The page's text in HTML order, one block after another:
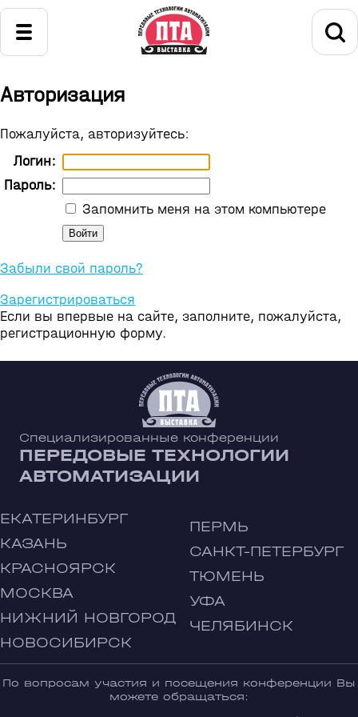
Авторизация
Пожалуйста, авторизуйтесь:
Логин:
Пароль:
Запомнить меня на этом компьютере
Забыли свой пароль?
Зарегистрироваться
Если вы впервые на сайте, заполните, пожалуйста,
регистрационную форму.
Специализированные конференции
ПЕРЕДОВЫЕ ТЕХНОЛОГИИ
АВТОМАТИЗАЦИИ
ЕКАТЕРИНБУРГ
КАЗАНЬ
КРАСНОЯРСК
МОСКВА
НИЖНИЙ НОВГОРОД
НОВОСИБИРСК
ПЕРМЬ
САНКТ-ПЕТЕРБУРГ
ТЮМЕНЬ
УФА
ЧЕЛЯБИНСК
По вопросам участия и посещения конференции Вы
можете обращаться: